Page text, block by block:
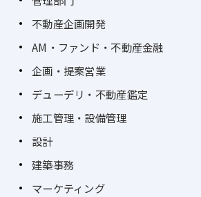
不動産企画開発
AM・ファンド・不動産金融
企画・提案営業
デューデリ・不動産鑑定
施工管理・設備管理
設計
建築事務
マーケティング